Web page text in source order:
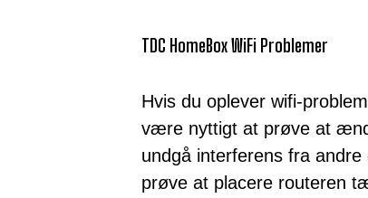
TDC HomeBox WiFi Problemer
Hvis du oplever wifi-
være nyttigt at prøve at
undgå interferens fra
prøve at placere routeren